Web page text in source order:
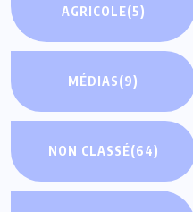
AGRICOLE(5)
MÉDIAS(9)
NON CLASSÉ(64)